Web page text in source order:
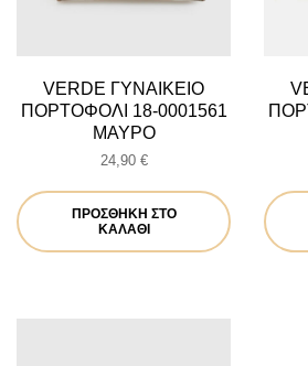
VERDE ΓΥΝΑΙΚΕΙΟ
ΠΟΡΤΟΦΟΛΙ 18-0001561
ΜΑΥΡΟ
24,90 €
ΠΡΟΣΘΉΚΗ ΣΤΟ
ΚΑΛΆΘΙ